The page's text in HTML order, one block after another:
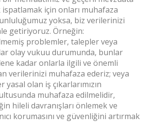
için onları muhafaza
yoksa, biz verilerinizi
getiriyoruz. Örneğin:
problemler, talepler veya
olay vukuu durumunda, bunlar
kadar onlarla ilgili ve önemli
verilerinizi muhafaza ederiz; veya
yasal olan iş çıkarlarımızın
muhafaza edilmelidir,
hileli davranışları önlemek ve
korumasını ve güvenliğini artırmak